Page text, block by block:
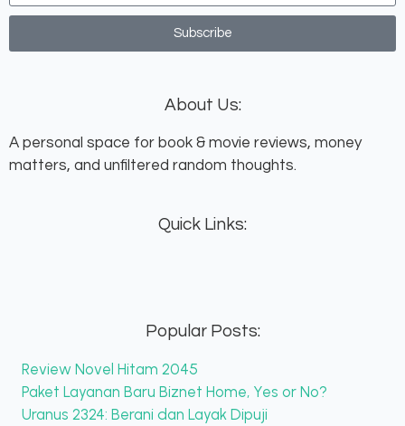
Subscribe
About Us:
A personal space for book & movie reviews, money
matters, and unfiltered random thoughts.
Quick Links:
Popular Posts:
Review Novel Hitam 2045
Paket Layanan Baru Biznet Home, Yes or No?
Uranus 2324: Berani dan Layak Dipuji